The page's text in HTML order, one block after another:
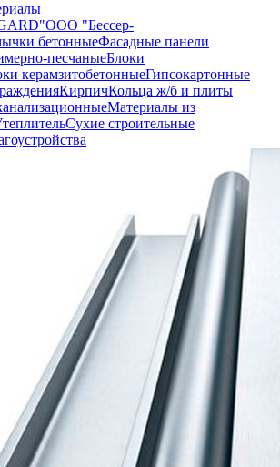
ООО "Бессер-
бетонныеФасадные панели
песчаныеБлоки
керамзитобетонныеГипсокартонные
КирпичКольца ж/б и плиты
Материалы из
Сухие строительные